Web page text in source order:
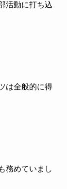
活動に打ち込
は全般的に得
務めていまし